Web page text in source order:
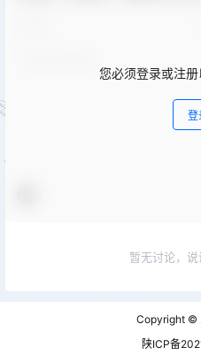
您必须登录或注
登
暂无讨论，
Copyright ©
陕ICP备